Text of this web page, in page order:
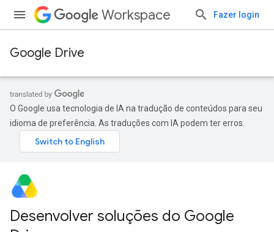
Workspace Fazer login
Google Drive
O Google usa tecnologia de IA na tradução de conteúdos para seu
idioma de preferência. As traduções com IA podem ter erros.
Desenvolver soluções do Google